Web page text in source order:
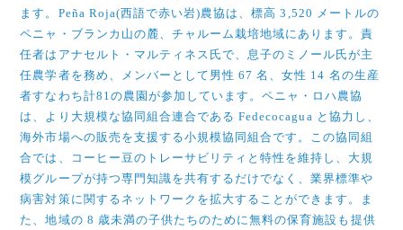
ます。Peña Roja(西語で赤い岩)農協は、標高 3,520 メートルの
ペニャ・ブランカ山の麓、チャルーム栽培地域にあります。責
任者はアナセルト・マルティネス氏で、息子のミノール氏が主
任農学者を務め、メンバーとして男性 67 名、女性 14 名の生産
者すなわち計81の農園が参加しています。ペニャ・ロハ農協
は、より大規模な協同組合連合である Fedecocagua と協力し、
海外市場への販売を支援する小規模協同組合です。この協同組
合では、コーヒー豆のトレーサビリティと特性を維持し、大規
模グループが持つ専門知識を共有するだけでなく、業界標準や
病害対策に関するネットワークを拡大することができます。ま
た、地域の 8 歳未満の子供たちのために無料の保育施設も提供